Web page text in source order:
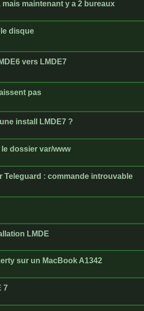
mais maintenant y a 2 bureaux
disque
vers LMDE7
pas
install LMDE7 ?
dossier var/www
Teleguard : commande introuvable
LMDE
sur un MacBook A1342
7